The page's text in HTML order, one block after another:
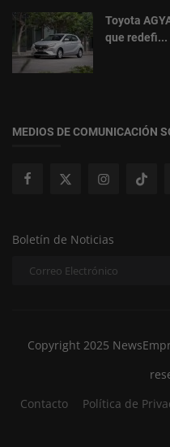
Toyota
que redefi...
MEDIOS DE COMUNICACIÓN
Boletín de Noticias
Copyright 2025
Contacto
Política de